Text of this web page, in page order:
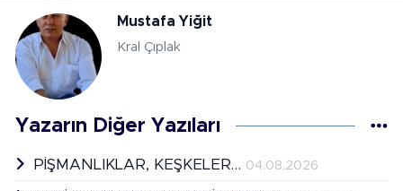
Mustafa Yiğit
Kral Çıplak
Yazarın Diğer Yazıları
PİŞMANLIKLAR, KEŞKELER… 04.08.2026